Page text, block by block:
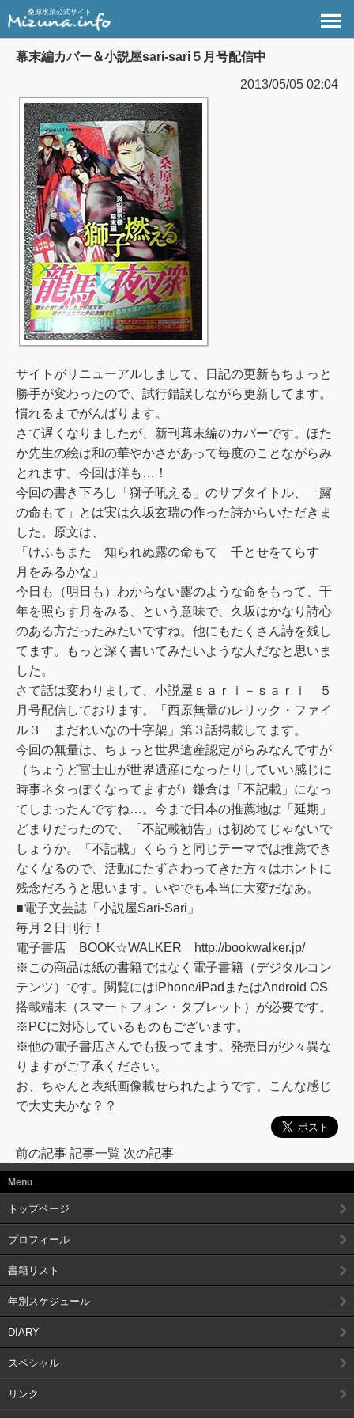
桑原水菜公式サイト
幕末編カバー＆小説屋sari-sari５月号配信中
2013/05/05 02:04
サイトがリニューアルしまして、日記の更新もちょっと
勝手が変わったので、試行錯誤しながら更新してます。
慣れるまでがんばります。
さて遅くなりましたが、新刊幕末編のカバーです。ほた
か先生の絵は和の華やかさがあって毎度のことながらみ
とれます。今回は洋も…！
今回の書き下ろし「獅子吼える」のサブタイトル、「露
の命もて」とは実は久坂玄瑞の作った詩からいただきま
した。原文は、
「けふもまた 知られぬ露の命もて 千とせをてらす
月をみるかな」
今日も（明日も）わからない露のような命をもって、千
年を照らす月をみる、という意味で、久坂はかなり詩心
のある方だったみたいですね。他にもたくさん詩を残し
てます。もっと深く書いてみたいような人だなと思いま
した。
さて話は変わりまして、小説屋ｓａｒｉ－ｓａｒｉ ５
月号配信しております。「西原無量のレリック・ファイ
ル３ まだれいなの十字架」第３話掲載してます。
今回の無量は、ちょっと世界遺産認定がらみなんですが
（ちょうど富士山が世界遺産になったりしていい感じに
時事ネタっぽくなってますが）鎌倉は「不記載」になっ
てしまったんですね…。今まで日本の推薦地は「延期」
どまりだったので、「不記載勧告」は初めてじゃないで
しょうか。「不記載」くらうと同じテーマでは推薦でき
なくなるので、活動にたずさわってきた方々はホントに
残念だろうと思います。いやでも本当に大変だなあ。
■電子文芸誌「小説屋Sari-Sari」
毎月２日刊行！
電子書店 BOOK☆WALKER
http://bookwalker.jp/
※この商品は紙の書籍ではなく電子書籍（デジタルコン
テンツ）です。閲覧にはiPhone/iPadまたはAndroid OS
搭載端末（スマートフォン・タブレット）が必要です。
※PCに対応しているものもございます。
※他の電子書店さんでも扱ってます。発売日が少々異な
りますがご了承ください。
お、ちゃんと表紙画像載せられたようです。こんな感じ
で大丈夫かな？？
前の記事 記事一覧 次の記事
Menu
トップページ
プロフィール
書籍リスト
年別スケジュール
DIARY
スペシャル
リンク